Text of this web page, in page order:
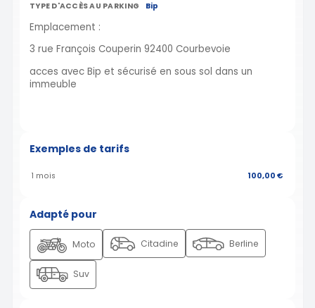
TYPE D'ACCÈS AU PARKING Bip
Emplacement :
3 rue François Couperin 92400 Courbevoie
acces avec Bip et sécurisé en sous sol dans un
immeuble
Exemples de tarifs
1 mois 100,00 €
Adapté pour
Moto Citadine Berline
Suv